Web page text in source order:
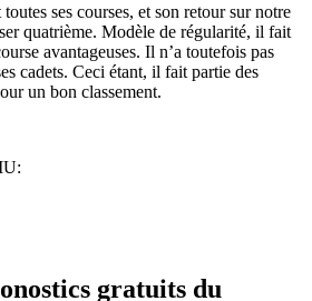
toutes ses courses, et son retour sur notre
quatrième. Modèle de régularité, il fait
avantageuses. Il n’a toutefois pas
cadets. Ceci étant, il fait partie des
un bon classement.
gratuits du